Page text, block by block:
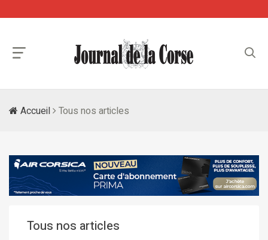
Accueil Tous nos articles
Tous nos articles